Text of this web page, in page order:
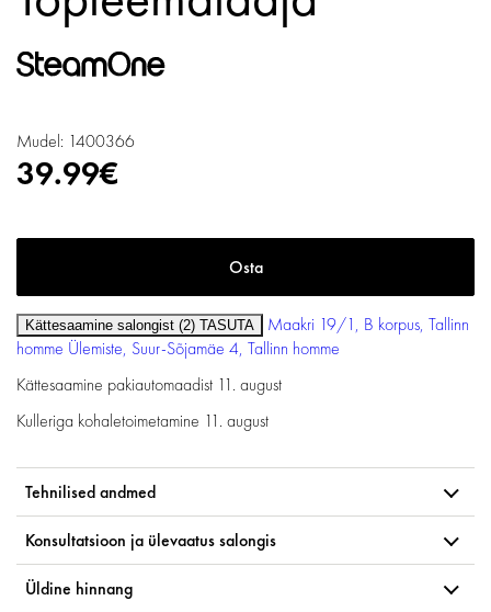
Mudel: 1400366
39.99€
Kättesaamine salongist (2) TASUTA
Maakri 19/1, B korpus, Tallinn
homme Ülemiste, Suur-Sõjamäe 4, Tallinn homme
Kättesaamine pakiautomaadist 11. august
Kulleriga kohaletoimetamine 11. august
Tehnilised andmed
Konsultatsioon ja ülevaatus salongis
Üldine hinnang